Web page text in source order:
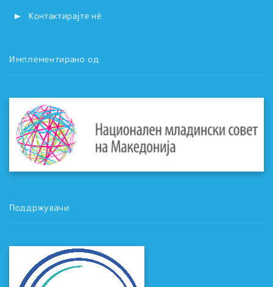
Контактирајте нѐ
Имплементирано од
Поддржувачи